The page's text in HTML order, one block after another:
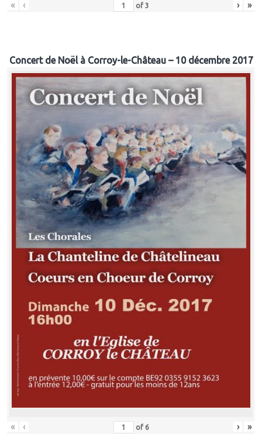
« ‹ of 3 › »
Concert de Noël à Corroy-le-Château – 10 décembre 2017
« ‹ of 6 › »